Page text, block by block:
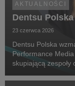
AKTUALNOŚCI
Dentsu
23 czerwca 2026
Dentsu Polska
Performance
skupiającą zespoły
Na czele nowego